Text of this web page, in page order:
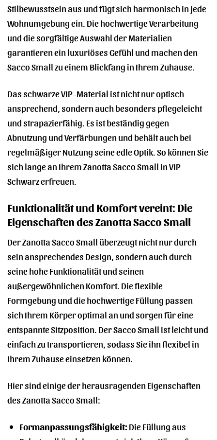
Stilbewusstsein aus und fügt sich harmonisch in jede
Wohnumgebung ein. Die hochwertige Verarbeitung
und die sorgfältige Auswahl der Materialien
garantieren ein luxuriöses Gefühl und machen den
Sacco Small zu einem Blickfang in Ihrem Zuhause.
Das schwarze VIP-Material ist nicht nur optisch
ansprechend, sondern auch besonders pflegeleicht
und strapazierfähig. Es ist beständig gegen
Abnutzung und Verfärbungen und behält auch bei
regelmäßiger Nutzung seine edle Optik. So können Sie
sich lange an Ihrem Zanotta Sacco Small in VIP
Schwarz erfreuen.
Funktionalität und Komfort vereint: Die
Eigenschaften des Zanotta Sacco Small
Der Zanotta Sacco Small überzeugt nicht nur durch
sein ansprechendes Design, sondern auch durch
seine hohe Funktionalität und seinen
außergewöhnlichen Komfort. Die flexible
Formgebung und die hochwertige Füllung passen
sich Ihrem Körper optimal an und sorgen für eine
entspannte Sitzposition. Der Sacco Small ist leicht und
einfach zu transportieren, sodass Sie ihn flexibel in
Ihrem Zuhause einsetzen können.
Hier sind einige der herausragenden Eigenschaften
des Zanotta Sacco Small:
Formanpassungsfähigkeit:Die Füllung aus